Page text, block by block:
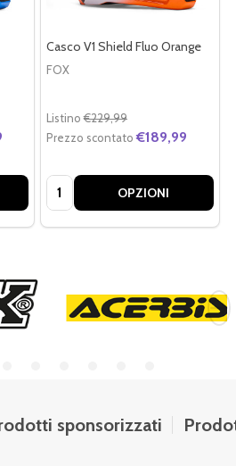
Casco V1 Shield Fluo Orange
FOX
Listino €229,99
Prezzo scontato €189,99
Quantità: OPZIONI
sponsorizzati